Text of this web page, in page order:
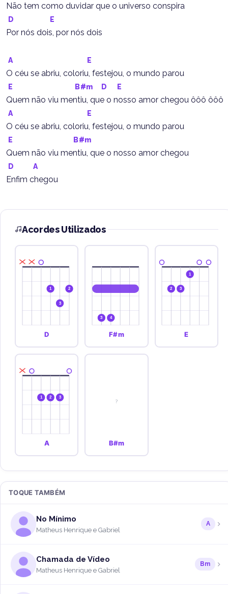
Não tem como duvidar que o universo conspira
D E
Por nós dois, por nós dois
A E
O céu se abriu, coloriu, festejou, o mundo parou
E B#m D E
Quem não viu mentiu, que o nosso amor chegou ôôô ôôô
A E
O céu se abriu, coloriu, festejou, o mundo parou
E B#m
Quem não viu mentiu, que o nosso amor chegou
D A
Enfim chegou
Acordes Utilizados
1
3
2
D
3 4
F#m
2 3
1
E
1 2 3
A
?
B#m
TOQUE TAMBÉM
No Mínimo
Matheus Henrique e Gabriel
A
Chamada de Vídeo
Matheus Henrique e Gabriel
Bm